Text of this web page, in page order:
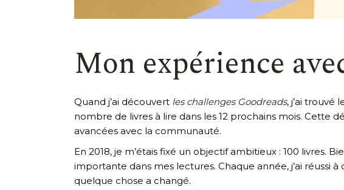
Mon expérience
Quand j’ai découvert les challenges Goodreads, j’ai trouvé
nombre de livres à lire dans les 12 prochains mois. Cette
avancées avec la communauté.
En 2018, je m’étais fixé un objectif ambitieux : 100 livres.
importante dans mes lectures. Chaque année, j’ai réussi
quelque chose a changé.